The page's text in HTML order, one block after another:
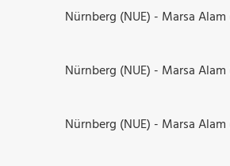
Nürnberg (NUE) - Marsa Alam
Nürnberg (NUE) - Marsa Alam
Nürnberg (NUE) - Marsa Alam